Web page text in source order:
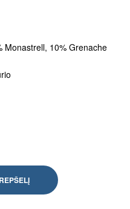
Monastrell, 10% Grenache